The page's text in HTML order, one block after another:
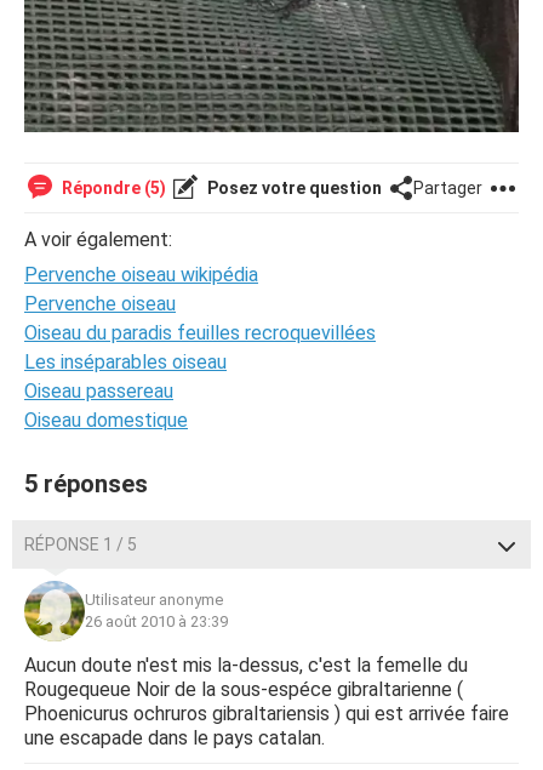
Répondre (5) Posez votre question Partager
A voir également:
Pervenche oiseau wikipédia
Pervenche oiseau
Oiseau du paradis feuilles recroquevillées
Les inséparables oiseau
Oiseau passereau
Oiseau domestique
5 réponses
RÉPONSE 1 / 5
Utilisateur anonyme
26 août 2010 à 23:39
Aucun doute n'est mis la-dessus, c'est la femelle du
Rougequeue Noir de la sous-espéce gibraltarienne (
Phoenicurus ochruros gibraltariensis ) qui est arrivée faire
une escapade dans le pays catalan.